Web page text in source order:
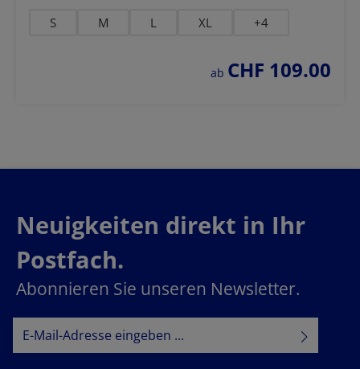
S M L XL +4
regulärer preis:
ab CHF 109.00
Neuigkeiten direkt in Ihr
Postfach.
Abonnieren Sie unseren Newsletter.
E-Mail-Adresse*